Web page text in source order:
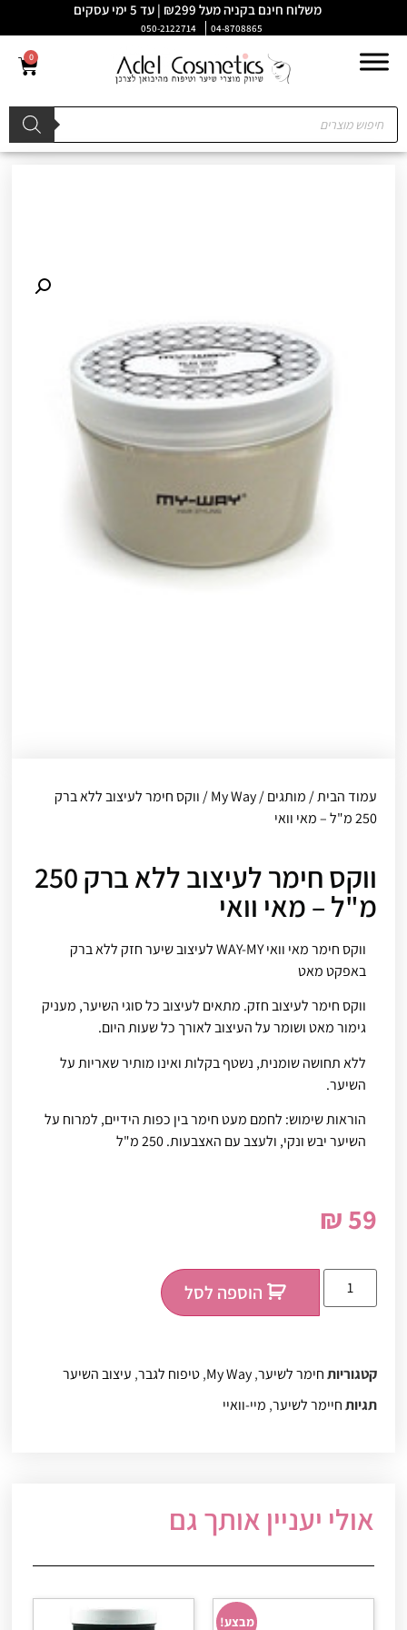
משלוח חינם בקניה מעל ₪299 | עד 5 ימי עסקים
04-8708865
050-2122714
0
עמוד הבית/מותגים/
My Way/ ווקס חימר לעיצוב ללא ברק
250 מ"ל – מאי וואי
ווקס חימר לעיצוב ללא ברק 250
מ"ל – מאי וואי
ווקס חימר מאי וואי WAY-MY לעיצוב שיער חזק ללא ברק
באפקט מאט
ווקס חימר לעיצוב חזק. מתאים לעיצוב כל סוגי השיער, מעניק
גימור מאט ושומר על העיצוב לאורך כל שעות היום.
ללא תחושה שומנית, נשטף בקלות ואינו מותיר שאריות על
השיער.
הוראות שימוש: לחמם מעט חימר בין כפות הידיים, למרוח על
השיער יבש ונקי, ולעצב עם האצבעות. 250 מ"ל
₪ 59
הוספה לסל
קטגוריותחימר לשיער,
My Way
,טיפוח לגבר,עיצוב השיער
תגיותחיימר לשיער,מיי-וואיי
אולי יעניין אותך גם
מבצע!